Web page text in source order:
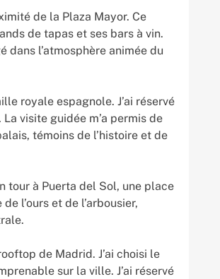
de la Plaza Mayor. Ce
de tapas et ses bars à vin.
dans l’atmosphère animée du
royale espagnole. J’ai réservé
visite guidée m’a permis de
témoins de l’histoire et de
tour à Puerta del Sol, une place
l’ours et de l’arbousier,
de Madrid. J’ai choisi le
sur la ville. J’ai réservé